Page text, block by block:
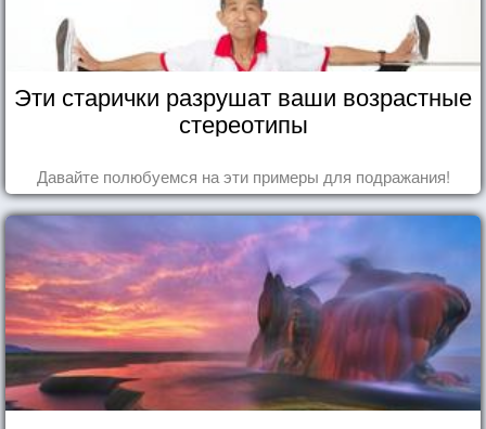
Эти старички разрушат ваши возрастные
стереотипы
Давайте полюбуемся на эти примеры для подражания!